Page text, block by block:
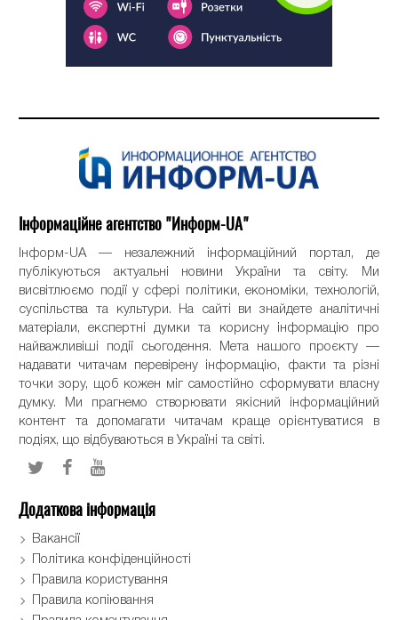
Інформаційне агентство "Информ-UA"
Інформ-UA — незалежний інформаційний портал, де
публікуються актуальні новини України та світу. Ми
висвітлюємо події у сфері політики, економіки, технологій,
суспільства та культури. На сайті ви знайдете аналітичні
матеріали, експертні думки та корисну інформацію про
найважливіші події сьогодення. Мета нашого проєкту —
надавати читачам перевірену інформацію, факти та різні
точки зору, щоб кожен міг самостійно сформувати власну
думку. Ми прагнемо створювати якісний інформаційний
контент та допомагати читачам краще орієнтуватися в
подіях, що відбуваються в Україні та світі.
Додаткова інформація
Вакансії
Політика конфіденційності
Правила користування
Правила копіювання